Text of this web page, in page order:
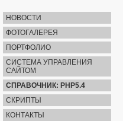
НОВОСТИ
ФОТОГАЛЕРЕЯ
ПОРТФОЛИО
СИСТЕМА УПРАВЛЕНИЯ
САЙТОМ
СПРАВОЧНИК: PHP5.4
СКРИПТЫ
КОНТАКТЫ